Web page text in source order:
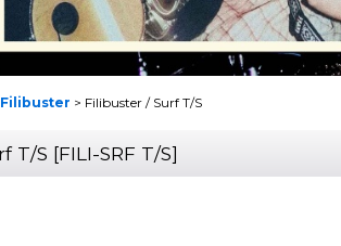
Filibuster > Filibuster / Surf T/S
T/S [FILI-SRF T/S]